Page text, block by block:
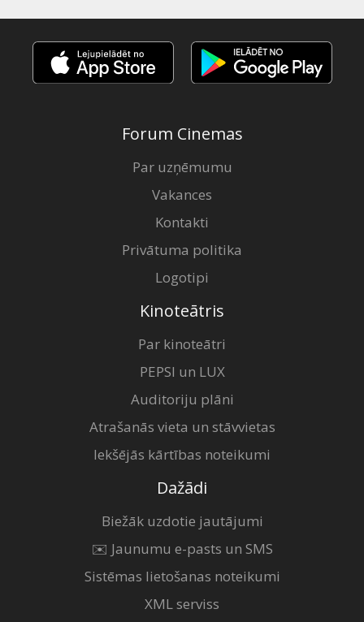
B2B
Kino
Klubs
Forum Cinemas
Par uzņēmumu
Vakances
Kontakti
Privātuma politika
Logotipi
Kinoteātris
Par kinoteātri
PEPSI un LUX
Auditoriju plāni
Atrašanās vieta un stāvvietas
Iekšējās kārtības noteikumi
Dažādi
Biežāk uzdotie jautājumi
✉️ Jaunumu e-pasts un SMS
Sistēmas lietošanas noteikumi
XML serviss